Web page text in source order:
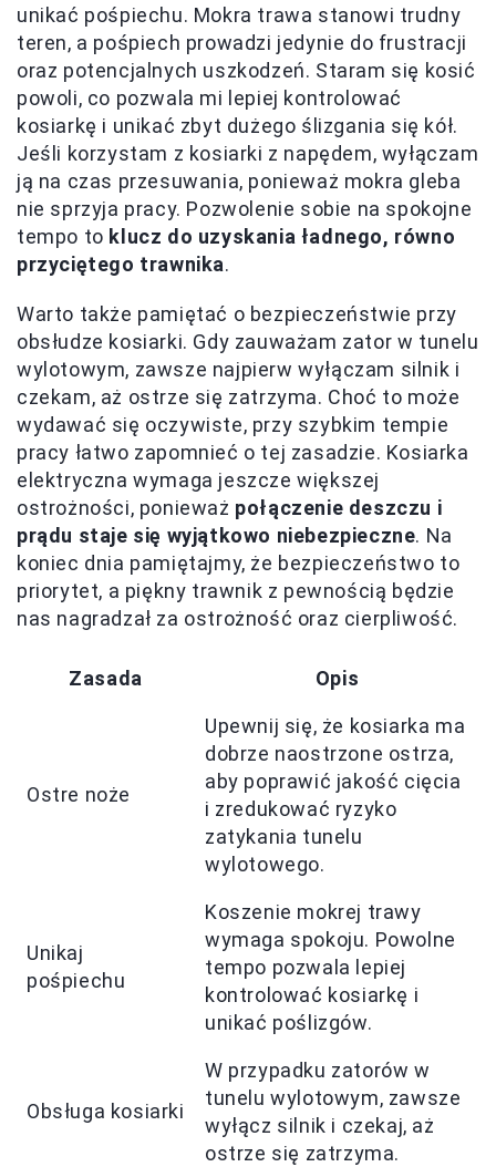
unikać pośpiechu. Mokra trawa stanowi trudny
teren, a pośpiech prowadzi jedynie do frustracji
oraz potencjalnych uszkodzeń. Staram się kosić
powoli, co pozwala mi lepiej kontrolować
kosiarkę i unikać zbyt dużego ślizgania się kół.
Jeśli korzystam z kosiarki z napędem, wyłączam
ją na czas przesuwania, ponieważ mokra gleba
nie sprzyja pracy. Pozwolenie sobie na spokojne
tempo to klucz do uzyskania ładnego, równo
przyciętego trawnika.
Warto także pamiętać o bezpieczeństwie przy
obsłudze kosiarki. Gdy zauważam zator w tunelu
wylotowym, zawsze najpierw wyłączam silnik i
czekam, aż ostrze się zatrzyma. Choć to może
wydawać się oczywiste, przy szybkim tempie
pracy łatwo zapomnieć o tej zasadzie. Kosiarka
elektryczna wymaga jeszcze większej
ostrożności, ponieważ połączenie deszczu i
prądu staje się wyjątkowo niebezpieczne. Na
koniec dnia pamiętajmy, że bezpieczeństwo to
priorytet, a piękny trawnik z pewnością będzie
nas nagradzał za ostrożność oraz cierpliwość.
Zasada Opis
Ostre noże
Upewnij się, że kosiarka ma
dobrze naostrzone ostrza,
aby poprawić jakość cięcia
i zredukować ryzyko
zatykania tunelu
wylotowego.
Unikaj
pośpiechu
Koszenie mokrej trawy
wymaga spokoju. Powolne
tempo pozwala lepiej
kontrolować kosiarkę i
unikać poślizgów.
Obsługa kosiarki
W przypadku zatorów w
tunelu wylotowym, zawsze
wyłącz silnik i czekaj, aż
ostrze się zatrzyma.